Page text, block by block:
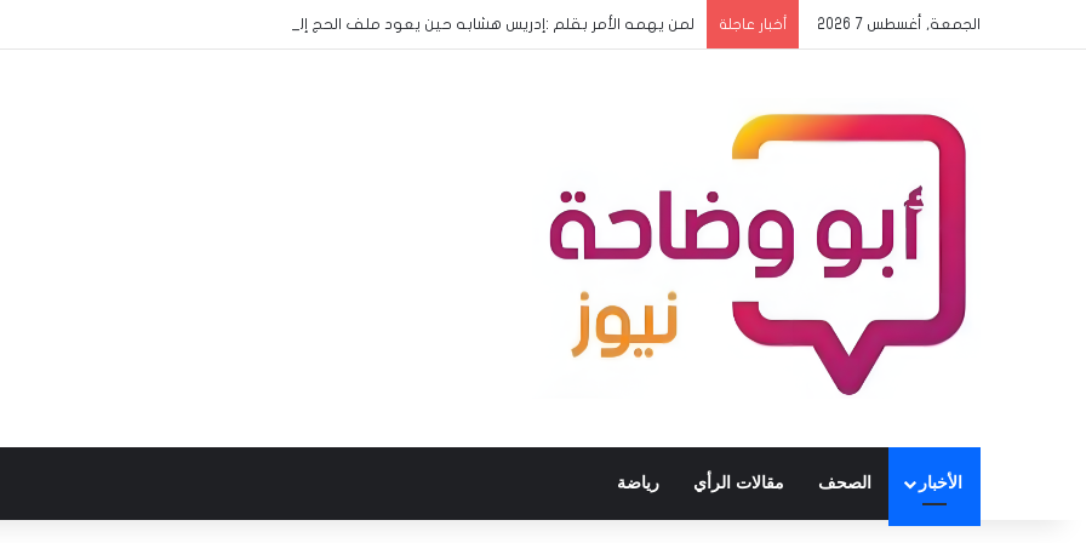
الجمعة, أغسطس 7 2026 أخبار عاجلة لمن يهمه الأمر بقلم :إدريس هشابه حين يعود ملف الحج إلى مجلس الوزراء… هل يعود معه الرشد؟
الأخبار الصحف مقالات الرأي رياضة